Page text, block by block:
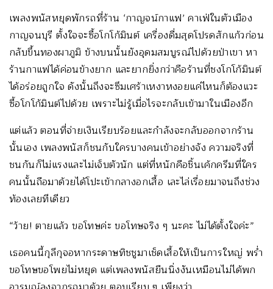
เพลงพนัสหยุดพักรถที่ร้าน ‘กาญจน์กาแฟ’ คาเฟ่ในตัวเมือง
กาญจนบุรี ตั้งใจจะซื้อโกโก้มินต์ เครื่องดื่มสุดโปรดสักแก้วก่อน
กลับขึ้นทองผาภูมิ ข้างบนนั้นยังอุดมสมบูรณ์ไปด้วยป่าเขา หา
ร้านกาแฟได้ค่อนข้างยาก และยากยิ่งกว่าคือร้านที่ชงโกโก้มินต์
ได้อร่อยถูกใจ ดังนั้นถึงจะซึมเศร้าเหงาหงอยแค่ไหนก็ต้องแวะ
ซื้อโกโก้มินต์ไปด้วย เพราะไม่รู้เมื่อไรจะกลับเข้ามาในเมืองอีก
แต่แล้ว ตอนที่จ่ายเงินเรียบร้อยและกำลังจะกลับออกจากร้าน
นั้นเอง เพลงพนัสก็ชนกับใครบางคนเข้าอย่างจัง ความจริงที่
ชนกันก็ไม่แรงและไม่เจ็บตัวนัก แต่ที่หนักคือชิ้นเค้กครีมที่ใคร
คนนั้นถือมาด้วยได้โปะเข้ากลางอกเสื้อ เละไล่เรื่อยมาจนถึงช่วง
ท้องเลยทีเดียว
“ว้าย! ตายแล้ว ขอโทษค่ะ ขอโทษจริง ๆ นะคะ ไม่ได้ตั้งใจค่ะ”
เธอคนนี้กุลีกุจอหากระดาษทิชชูมาเช็ดเสื้อให้เป็นการใหญ่ พร่ำ
ขอโทษขอโพยไม่หยุด แต่เพลงพนัสยืนนิ่งงันเหมือนไม่ได้พก